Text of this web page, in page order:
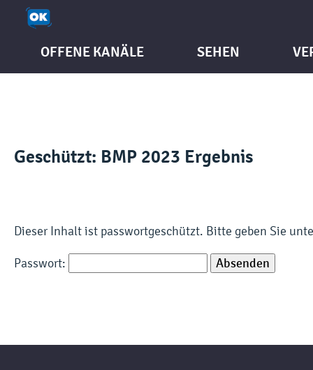
OFFENE KANÄLE SEHEN
Geschützt: BMP 2023 Ergebnis
Dieser Inhalt ist passwortgeschützt. Bitte geben Sie
Passwort: